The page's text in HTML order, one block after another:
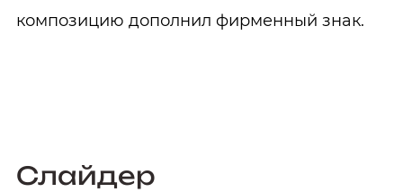
композицию дополнил фирменный знак.
Слайдер